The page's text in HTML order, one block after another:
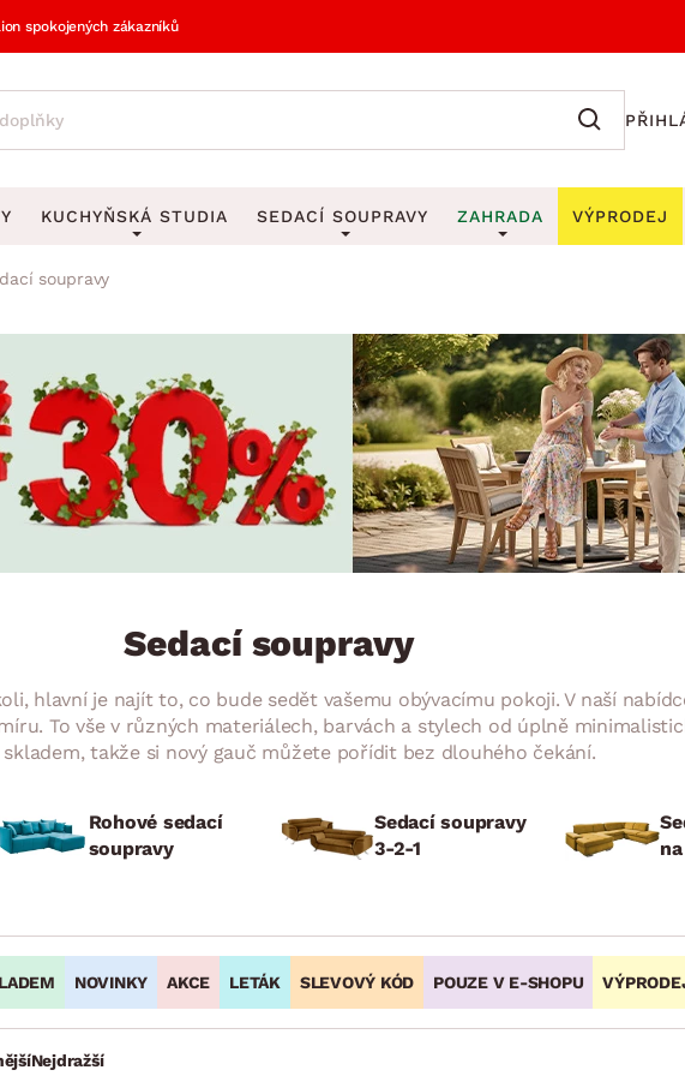
spokojených zákazníků
Obrazy
Hodiny
Vázy
Zobrazit vše
Věšáky na klíče
Stojany na deštníky
Stojany na noviny
Stojany na oblečení
Zobrazit vše
ZAHRADNÍ DOPLŇKY
KUCHYŇSKÁ STUDIA SEDACÍ SOUPRAVY
Rohové sedací soupravy
Sedací soupravy 3-2-1
Sedací soupravy na míru
ZAHRADA
Zahradní židle a křesla
Zahradní lavice
Zahradní stoly
Zahradní houpačky
Zahradní lehátka
Zahradní doplňky
VÝPRODEJ
soupravy
Sedací soupravy
hlavní je najít to, co bude sedět vašemu obývacímu pokoji. V naší
To vše v různých materiálech, barvách a stylech od úplně
skladem, takže si nový gauč můžete pořídit bez dlouhého čekání.
Rohové sedací
soupravy
Sedací soupravy
3-2-1
NOVINKY AKCE LETÁK SLEVOVÝ KÓD POUZE V E-SHOPU
Nejdražší